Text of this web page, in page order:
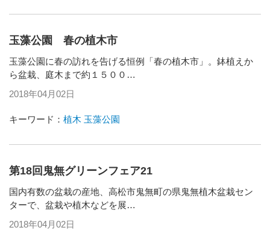
玉藻公園 春の植木市
玉藻公園に春の訪れを告げる恒例「春の植木市」。鉢植えか
ら盆栽、庭木まで約１５００…
2018年04月02日
キーワード： 植木 玉藻公園
第18回鬼無グリーンフェア21
国内有数の盆栽の産地、高松市鬼無町の県鬼無植木盆栽セン
ターで、盆栽や植木などを展…
2018年04月02日